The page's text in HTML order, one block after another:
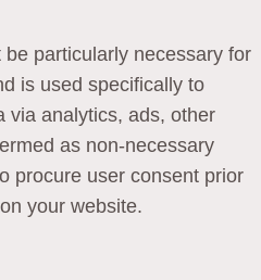
particularly necessary for
is used specifically to
via analytics, ads, other
as non-necessary
procure user consent prior
your website.